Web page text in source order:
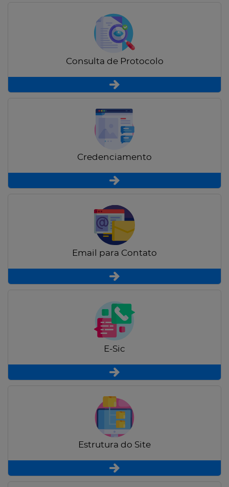
Consulta de Protocolo
Credenciamento
Email para Contato
E-Sic
Estrutura do Site